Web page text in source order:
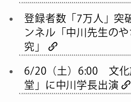
登録者数「7万人」突
ンネル「中川先生の
究」
6/20（土）6:00 文化
堂」に中川学長出演